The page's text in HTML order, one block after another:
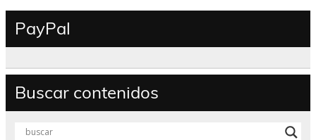
PayPal
Buscar contenidos